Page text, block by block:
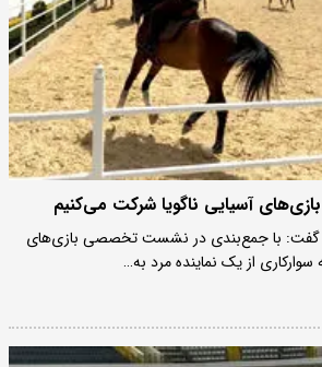
گفت: با جمع‌بندی در نشست تخصصی بازی‌های
سوارکاری از یک نماینده مرد به…